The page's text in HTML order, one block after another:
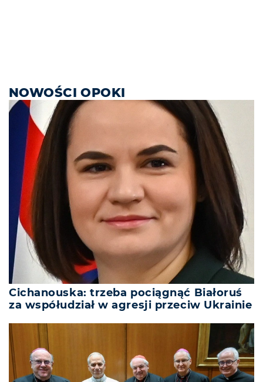
NOWOŚCI OPOKI
Cichanouska: trzeba pociągnąć Białoruś
za współudział w agresji przeciw Ukrainie